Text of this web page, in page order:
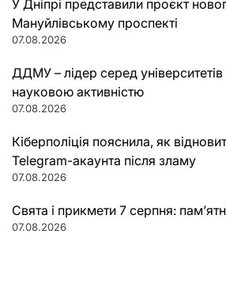
У Дніпрі представили проєкт
Мануйлівському проспекті
07.08.2026
ДДМУ – лідер серед університетів
науковою активністю
07.08.2026
Кіберполіція пояснила, як
Telegram-акаунта після зламу
07.08.2026
Свята і прикмети 7 серпня:
07.08.2026